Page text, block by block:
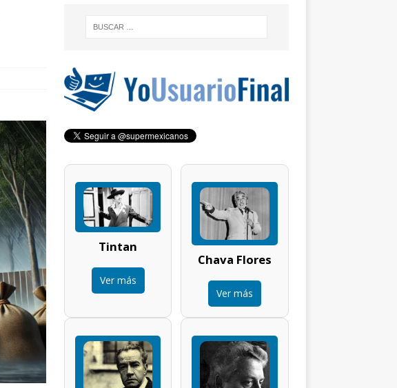
Tintan
Ver más
Chava Flores
Ver más